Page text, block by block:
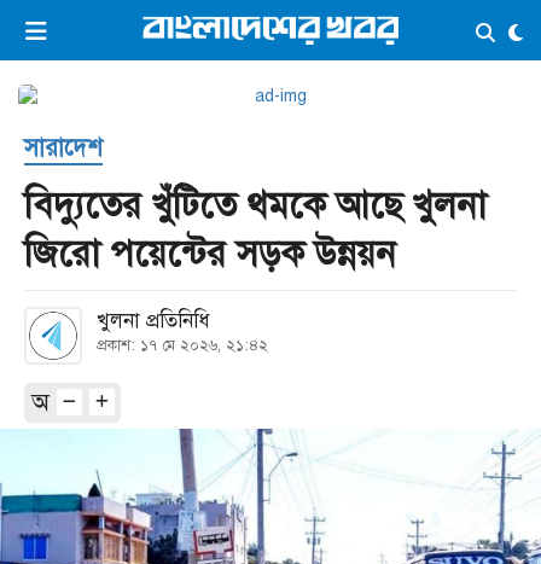
ভিডিও ই-পেপার লগইন ×
প্রচ্ছদ
সর্বশেষ
সব বিভাগ
আর্কাইভ
কনভার্টার
সারাদেশ
বিদ্যুতের খুঁটিতে থমকে আছে খুলনা
জিরো পয়েন্টের সড়ক উন্নয়ন
খুলনা প্রতিনিধি
প্রকাশ: ১৭ মে ২০২৬, ২১:৪২
অ